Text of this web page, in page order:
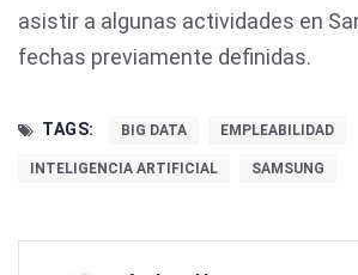
asistir a algunas actividades en
fechas previamente definidas.
TAGS: BIG DATA EMPLEABILIDAD
INTELIGENCIA ARTIFICIAL SAMSUNG